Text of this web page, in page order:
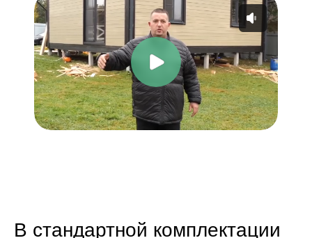
В стандартной комплектации